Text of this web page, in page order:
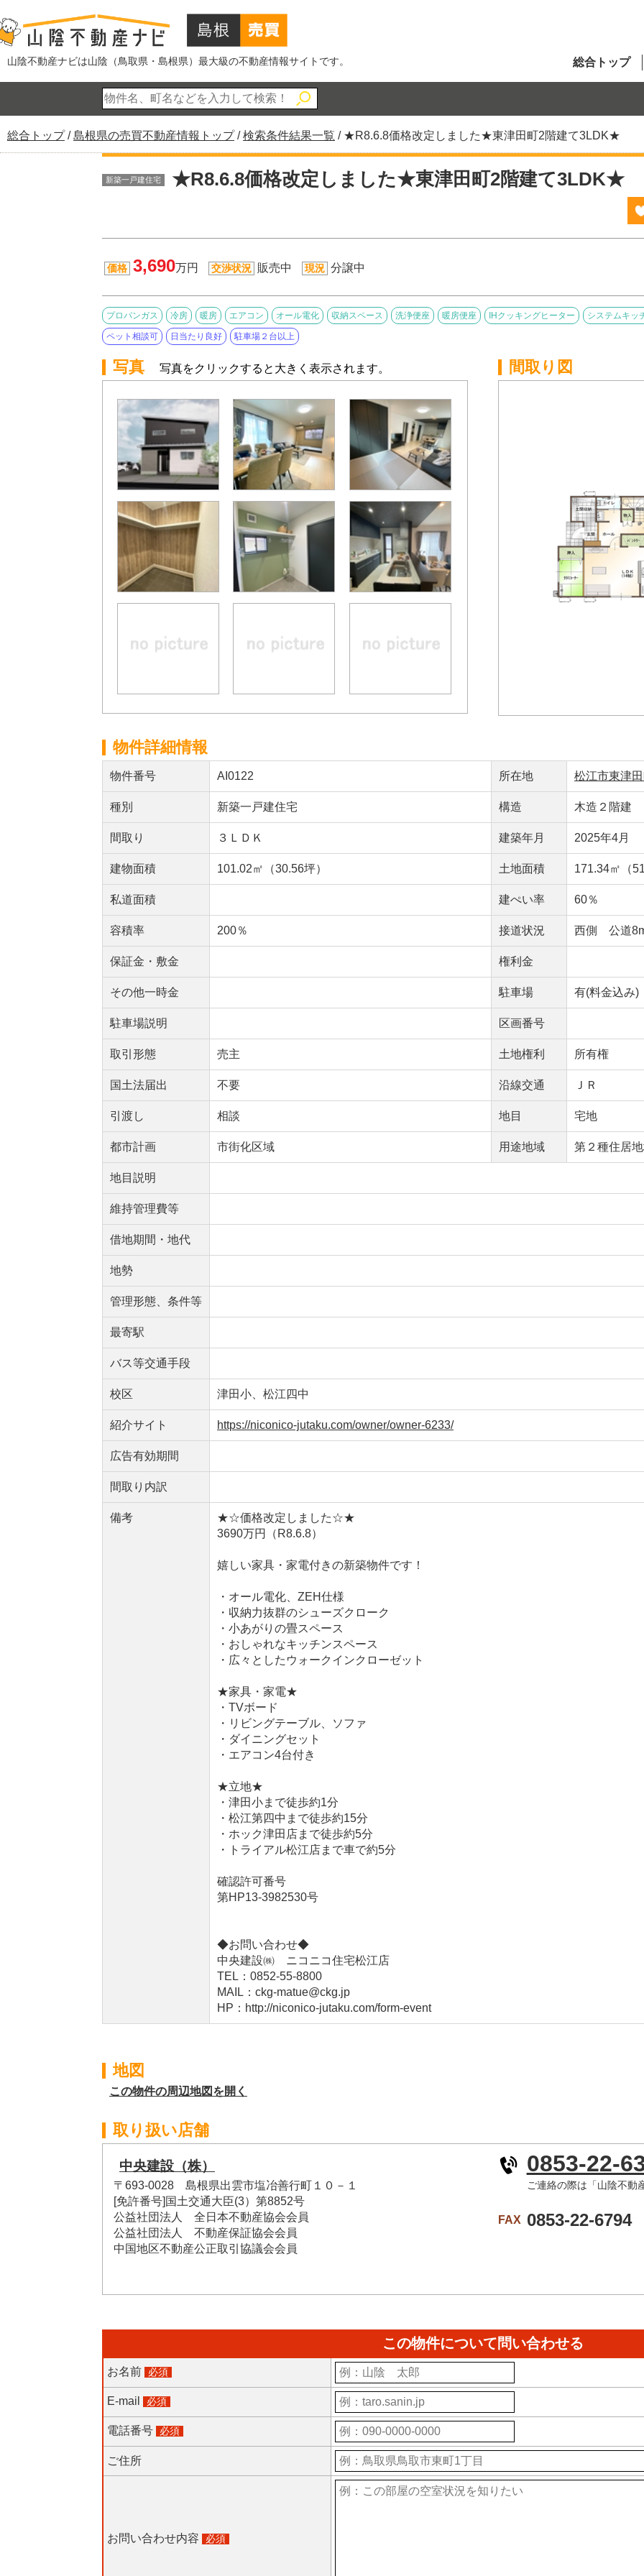
山陰不動産ナビは山陰（鳥取県・島根県）最大級の不動産情報サイトです。 総合トップ
現
在
総合トップ/島根県の売買不動産情報トップ/検索条件結果一覧 / ★R8.6.8価格改定しました★東津田町2階建て3LDK★
新築一戸建住宅 ★R8.6.8価格改定しました★東津田町2階建て3LDK★
価格 3,690万円 交渉状況 販売中 現況 分譲中
プロパンガス 冷房 暖房 エアコン オール電化 収納スペース 洗浄便座 暖房便座 IHクッキングヒーター システムキッ
ペット相談可 日当たり良好 駐車場２台以上
写真 写真をクリックすると大きく表示されます。 間取り図
物件詳細情報
物件番号 AI0122 所在地 松江市東津
種別 新築一戸建住宅 構造 木造２階建
間取り ３ＬＤＫ 建築年月 2025年4月
建物面積 101.02㎡（30.56坪） 土地面積 171.34㎡（
私道面積 建ぺい率 60％
容積率 200％ 接道状況 西側 公道
保証金・敷金 権利金
その他一時金 駐車場 有(料金込み)
駐車場説明 区画番号
取引形態 売主 土地権利 所有権
国土法届出 不要 沿線交通 ＪＲ
引渡し 相談 地目 宅地
都市計画 市街化区域 用途地域 第２種住居
地目説明
維持管理費等
借地期間・地代
地勢
管理形態、条件等
最寄駅
バス等交通手段
校区 津田小、松江四中
紹介サイト https://niconico-jutaku.com/owner/owner-6233/
広告有効期間
間取り内訳
備考
★☆価格改定しました☆★
3690万円（R8.6.8）
嬉しい家具・家電付きの新築物件です！
・オール電化、ZEH仕様
・収納力抜群のシューズクローク
・小あがりの畳スペース
・おしゃれなキッチンスペース
・広々としたウォークインクローゼット
★家具・家電★
・TVボード
・リビングテーブル、ソファ
・ダイニングセット
・エアコン4台付き
★立地★
・津田小まで徒歩約1分
・松江第四中まで徒歩約15分
・ホック津田店まで徒歩約5分
・トライアル松江店まで車で約5分
確認許可番号
第HP13-3982530号
◆お問い合わせ◆
中央建設㈱ ニコニコ住宅松江店
TEL：0852-55-8800
MAIL：ckg-matue@ckg.jp
HP：http://niconico-jutaku.com/form-event
地図
この物件の周辺地図を開く
取り扱い店舗
中央建設（株）
〒693-0028 島根県出雲市塩冶善行町１０－１
[免許番号]国土交通大臣(3）第8852号
公益社団法人 全日本不動産協会会員
公益社団法人 不動産保証協会会員
中国地区不動産公正取引協議会会員
0853-22-
ご連絡の際は「山陰不動
FAX 0853-22-6794